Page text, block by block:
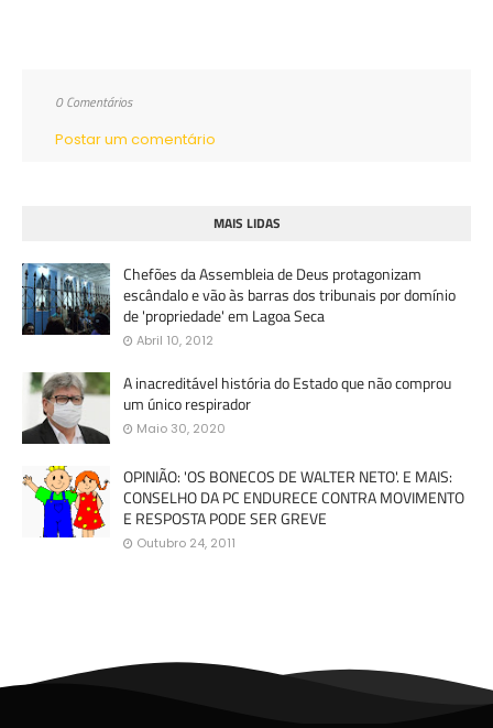
0 Comentários
Postar um comentário
MAIS LIDAS
Chefões da Assembleia de Deus protagonizam
escândalo e vão às barras dos tribunais por domínio
de 'propriedade' em Lagoa Seca
Abril 10, 2012
A inacreditável história do Estado que não comprou
um único respirador
Maio 30, 2020
OPINIÃO: 'OS BONECOS DE WALTER NETO'. E MAIS:
CONSELHO DA PC ENDURECE CONTRA MOVIMENTO
E RESPOSTA PODE SER GREVE
Outubro 24, 2011